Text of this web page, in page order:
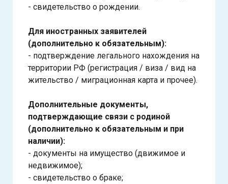
- свидетельство о рождении.
Для иностранных заявителей
(дополнительно к обязательным):
- подтверждение легального нахождения на
территории РФ (регистрация / виза / вид на
жительство / миграционная карта и прочее).
Дополнительные документы,
подтверждающие связи с родиной
(дополнительно к обязательным и при
наличии):
- документы на имущество (движимое и
недвижимое);
- свидетельство о браке;